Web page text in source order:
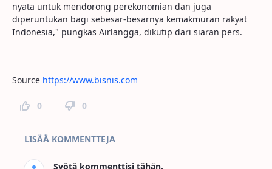
nyata untuk mendorong perekonomian dan juga
diperuntukan bagi sebesar-besarnya kemakmuran rakyat
Indonesia," pungkas Airlangga, dikutip dari siaran pers.
Source https://www.bisnis.com
0 0
Sivun kommentit
LISÄÄ KOMMENTTEJA
Syötä kommenttisi tähän.